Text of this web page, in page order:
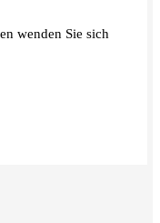
wenden Sie sich